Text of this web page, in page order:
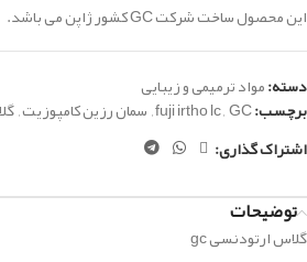
این محصول ساخت شرکت GC کشور ژاپن می باشد.
دسته:مواد ترمیمی و زیبایی
برچسب: fuji irtho lc,GC
,سمان رزین کامپوزیت,
اشتراک گذاری:
توضیحات
گلاس ارتودنسی gc